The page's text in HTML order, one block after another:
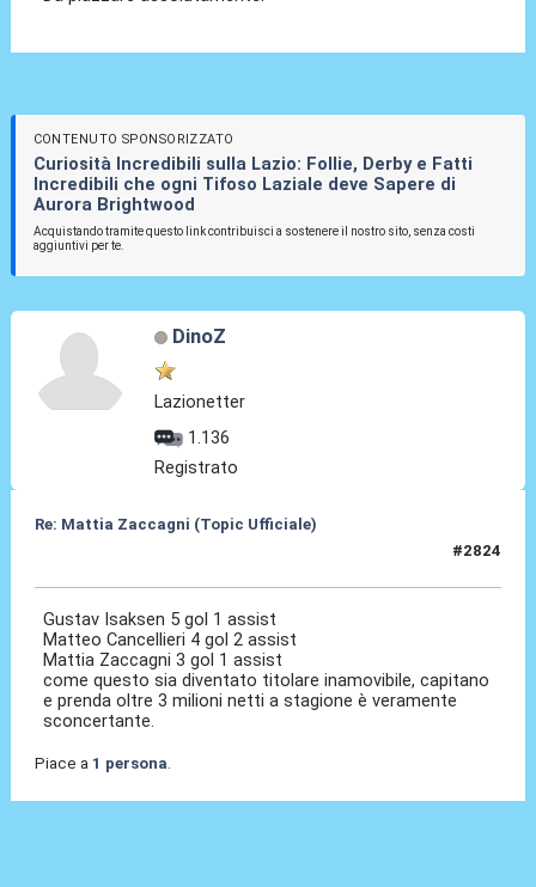
CONTENUTO SPONSORIZZATO
Curiosità Incredibili sulla Lazio: Follie, Derby e Fatti
Incredibili che ogni Tifoso Laziale deve Sapere di
Aurora Brightwood
Acquistando tramite questo link contribuisci a sostenere il nostro sito, senza costi
aggiuntivi per te.
DinoZ
Lazionetter
1.136
Registrato
Re: Mattia Zaccagni (Topic Ufficiale)
#2824
Gustav Isaksen 5 gol 1 assist
Matteo Cancellieri 4 gol 2 assist
Mattia Zaccagni 3 gol 1 assist
come questo sia diventato titolare inamovibile, capitano
e prenda oltre 3 milioni netti a stagione è veramente
sconcertante.
Piace a 1 persona